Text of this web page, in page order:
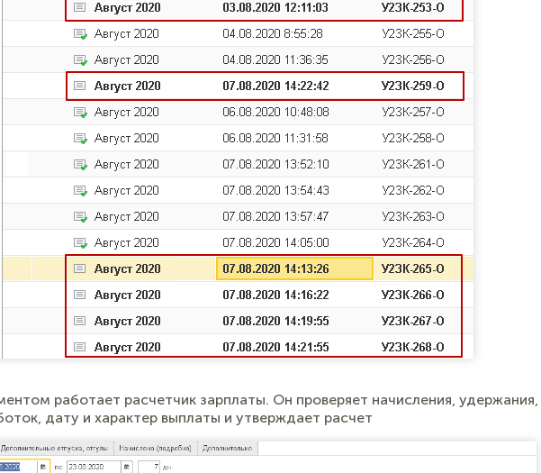
работает расчетчик зарплаты. Он проверяет начисления, удержания,
дату и характер выплаты и утверждает расчет